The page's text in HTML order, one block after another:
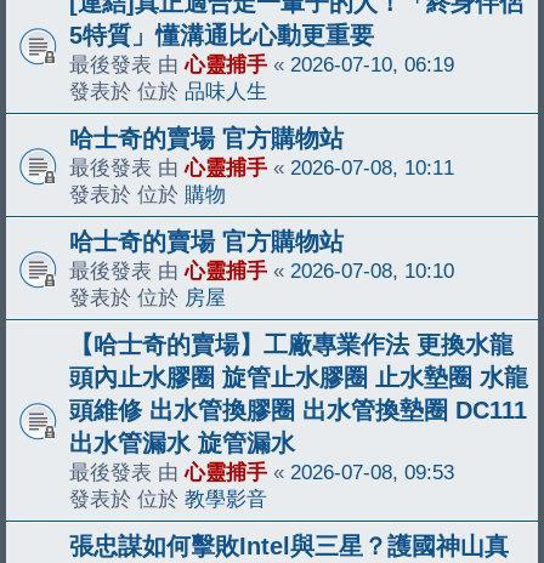
5特質」懂溝通比心動更重要
最後發表 由心靈捕手 « 2026-07-10, 06:19
發表於 位於 品味人生
哈士奇的賣場 官方購物站
最後發表 由心靈捕手 « 2026-07-08, 10:11
發表於 位於 購物
哈士奇的賣場 官方購物站
最後發表 由心靈捕手 « 2026-07-08, 10:10
發表於 位於 房屋
【哈士奇的賣場】工廠專業作法 更換水龍
頭內止水膠圈 旋管止水膠圈 止水墊圈 水龍
頭維修 出水管換膠圈 出水管換墊圈 DC111
出水管漏水 旋管漏水
最後發表 由心靈捕手 « 2026-07-08, 09:53
發表於 位於 教學影音
張忠謀如何擊敗Intel與三星？護國神山真